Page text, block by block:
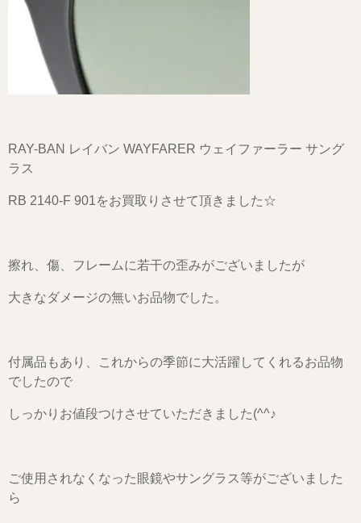
RAY-BAN レイバン WAYFARER ウェイファーラー サング
ラス
RB 2140-F 901をお買取りさせて頂きました☆
擦れ、傷、フレームに若干の歪みがございましたが
大きなダメージの無いお品物でした。
付属品もあり、これからの季節に大活躍してくれるお品物
でしたので
しっかりお値段つけさせていただきました(^^♪
ご使用されなくなった眼鏡やサングラス等がございました
ら